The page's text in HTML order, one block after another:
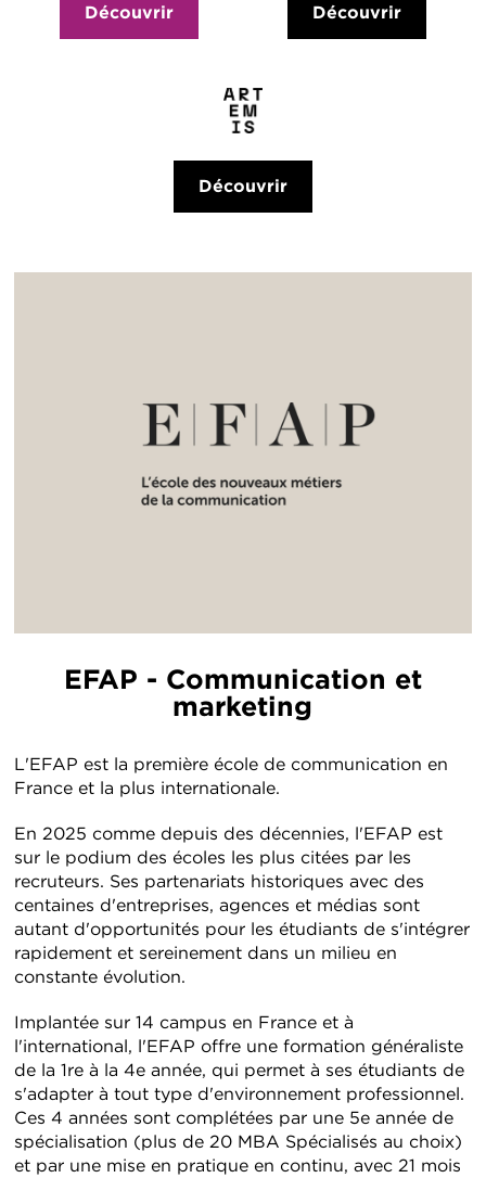
Découvrir Découvrir
Découvrir
EFAP - Communication et
marketing
L'EFAP est la première école de communication en
France et la plus internationale.
En 2025 comme depuis des décennies, l'EFAP est
sur le podium des écoles les plus citées par les
recruteurs. Ses partenariats historiques avec des
centaines d'entreprises, agences et médias sont
autant d'opportunités pour les étudiants de s'intégrer
rapidement et sereinement dans un milieu en
constante évolution.
Implantée sur 14 campus en France et à
l'international, l'EFAP offre une formation généraliste
de la 1re à la 4e année, qui permet à ses étudiants de
s'adapter à tout type d'environnement professionnel.
Ces 4 années sont complétées par une 5e année de
spécialisation (plus de 20 MBA Spécialisés au choix)
et par une mise en pratique en continu, avec 21 mois